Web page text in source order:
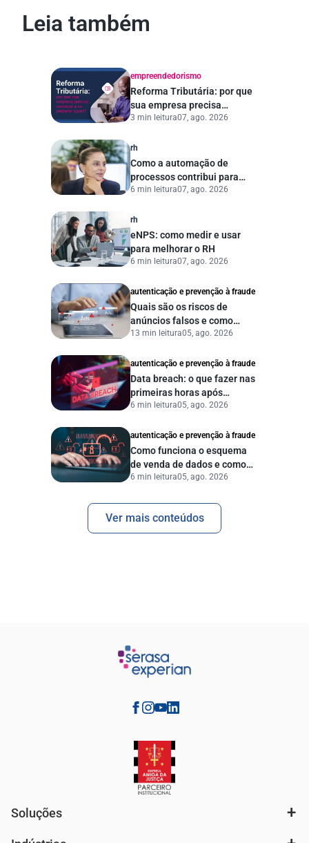
Leia também
empreendedorismo
Reforma Tributária: por que
sua empresa precisa
começar a se preparar
3 min leitura07, ago. 2026
rh
Como a automação de
processos contribui para
uma gestão pública mais
6 min leitura07, ago. 2026
rh
eNPS: como medir e usar
para melhorar o RH
6 min leitura07, ago. 2026
autenticação e prevenção à fraude
Quais são os riscos de
anúncios falsos e como
proteger seu negócio?
13 min leitura05, ago. 2026
autenticação e prevenção à fraude
Data breach: o que fazer nas
primeiras horas após
vazamento de dados?
6 min leitura05, ago. 2026
autenticação e prevenção à fraude
Como funciona o esquema
de venda de dados e como
proteger sua empresa?
6 min leitura05, ago. 2026
Ver mais conteúdos
Soluções